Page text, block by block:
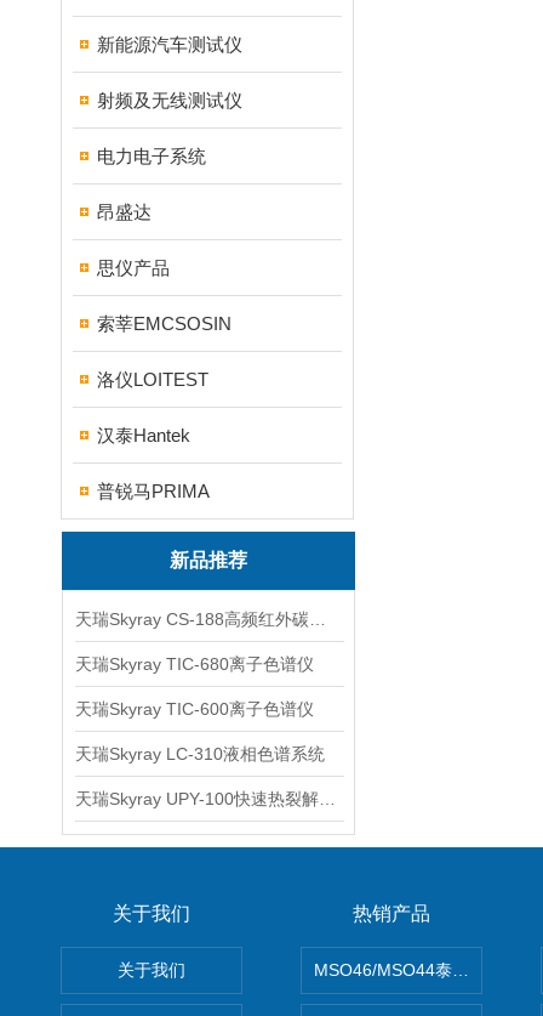
新能源汽车测试仪
射频及无线测试仪
电力电子系统
昂盛达
思仪产品
索莘EMCSOSIN
洛仪LOITEST
汉泰Hantek
普锐马PRIMA
新品推荐
天瑞Skyray TIC-680离子色谱仪
天瑞Skyray TIC-600离子色谱仪
天瑞Skyray LC-310液相色谱系统
关于我们
关于我们
热销产品
MSO46/MSO44泰克